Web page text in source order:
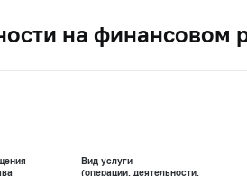
на финансовом
Вид услуги
(операции, деятельности,